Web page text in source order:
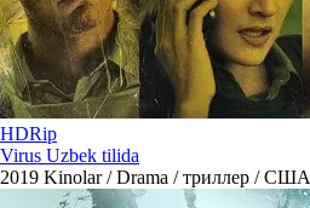
HDRip
Virus Uzbek tilida
2019 Kinolar / Drama / триллер / США